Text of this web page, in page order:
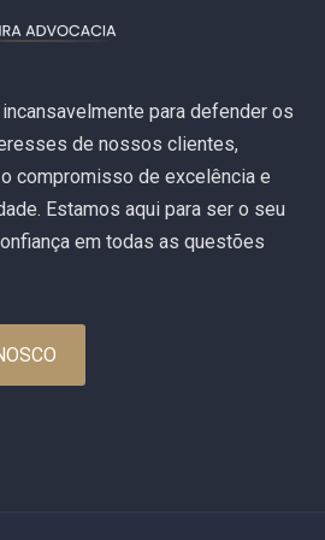
para defender os
de nossos clientes,
compromisso de excelência e
Estamos aqui para ser o seu
em todas as questões